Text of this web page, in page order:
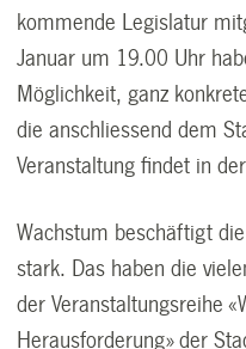
kommende Legislatur
Januar um 19.00 Uhr
Möglichkeit, ganz
die anschliessend dem
Veranstaltung findet in
Wachstum beschäftigt
stark. Das haben die
der Veranstaltungsreihe
Herausforderung» der